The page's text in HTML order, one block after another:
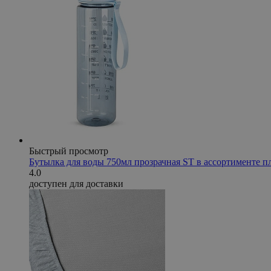
Быстрый просмотр
Бутылка для воды 750мл прозрачная ST в ассортименте
4.0
доступен для доставки